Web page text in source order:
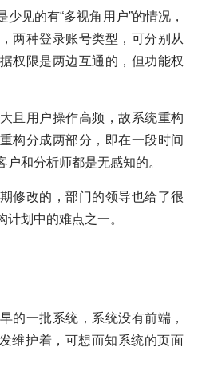
见的有“多视角用户”的情况，
两种登录账号类型，可分别从
权限是两边互通的，但功能权
且用户操作高频，故系统重构
构分成两部分，即在一段时间
和分析师都是无感知的。
修改的，部门的领导也给了很
划中的难点之一。
的一批系统，系统没有前端，
维护着，可想而知系统的页面